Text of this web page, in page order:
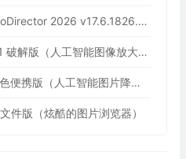
相片大师 CyberLink PhotoDirector 2026 v17.6.1826.0 绿色便携版（强大的图片处理工具）
Topaz Gigapixel Pro 1.3.1 破解版（人工智能图像放大软件）
Topaz Photo Pro 1.6.1 绿色便携版（人工智能图片降噪软件）
件版（炫酷的图片浏览器）